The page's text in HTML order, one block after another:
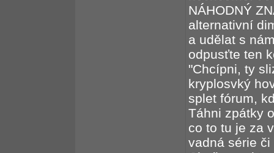
NÁHODNÝ
alternativní
a udělat s
odpusťte ten
"Chcípni, ty
kryplosvký
splet fórum,
Táhni zpátky
co to tu je za
vadná série